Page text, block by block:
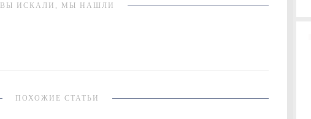
ВЫ ИСКАЛИ, МЫ НАШЛИ
ПОХОЖИЕ СТАТЬИ